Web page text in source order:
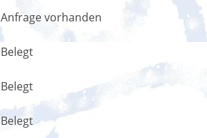
Anfrage vorhanden
Belegt
Belegt
Belegt